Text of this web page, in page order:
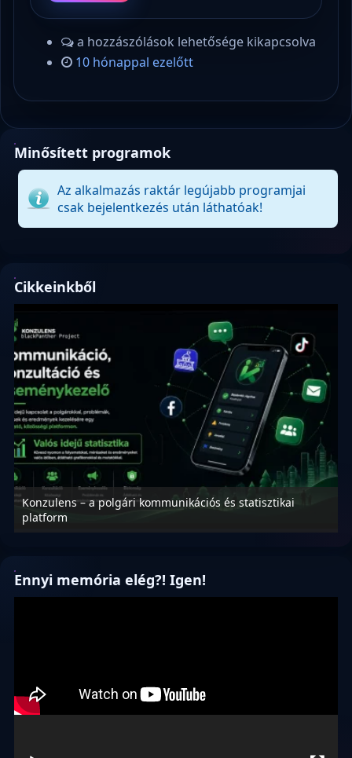
a hozzászólások lehetősége kikapcsolva
10 hónappal ezelőtt
Minősített programok
Az alkalmazás raktár legújabb programjai
csak bejelentkezés után láthatóak!
Cikkeinkből
Konzulens – a polgári kommunikációs és statisztikai
platform
Ennyi memória elég?! Igen!